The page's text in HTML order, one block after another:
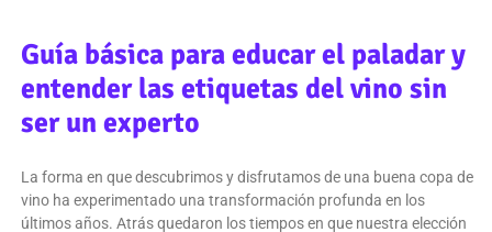
Guía básica para educar el paladar y
entender las etiquetas del vino sin
ser un experto
La forma en que descubrimos y disfrutamos de una buena copa de
vino ha experimentado una transformación profunda en los
últimos años. Atrás quedaron los tiempos en que nuestra elección